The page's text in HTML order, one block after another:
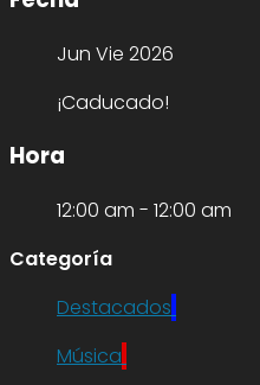
Jun Vie 2026
¡Caducado!
Hora
12:00 am - 12:00 am
Categoría
Destacados
Música